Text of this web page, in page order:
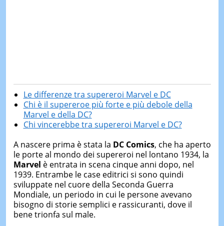
Le differenze tra supereroi Marvel e DC
Chi è il supereroe più forte e più debole della
Marvel e della DC?
Chi vincerebbe tra supereroi Marvel e DC?
A nascere prima è stata la DC Comics, che ha aperto
le porte al mondo dei supereroi nel lontano 1934, la
Marvel è entrata in scena cinque anni dopo, nel
1939. Entrambe le case editrici si sono quindi
sviluppate nel cuore della Seconda Guerra
Mondiale, un periodo in cui le persone avevano
bisogno di storie semplici e rassicuranti, dove il
bene trionfa sul male.